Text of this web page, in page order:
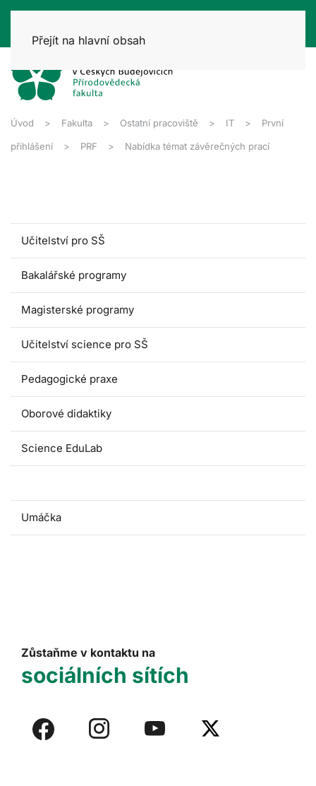
Přejít na hlavní obsah
Úvod Fakulta Ostatní pracoviště IT První
přihlášení PRF Nabídka témat závěrečných prací
Učitelství pro SŠ
Bakalářské programy
Magisterské programy
Učitelství science pro SŠ
Pedagogické praxe
Oborové didaktiky
Science EduLab
Umáčka
Zůstaňme v kontaktu na
sociálních sítích